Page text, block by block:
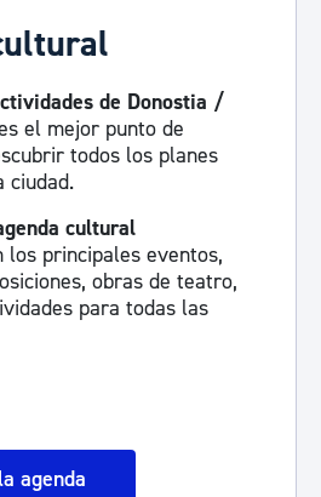
de Donostia /
el mejor punto de
todos los planes
ciudad.
cultural
los principales eventos,
obras de teatro,
para todas las
agenda